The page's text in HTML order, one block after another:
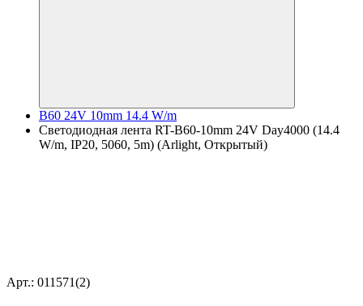
B60 24V 10mm 14.4 W/m
Светодиодная лента RT-B60-10mm 24V Day4000 (14.4
W/m, IP20, 5060, 5m) (Arlight, Открытый)
Арт.: 011571(2)